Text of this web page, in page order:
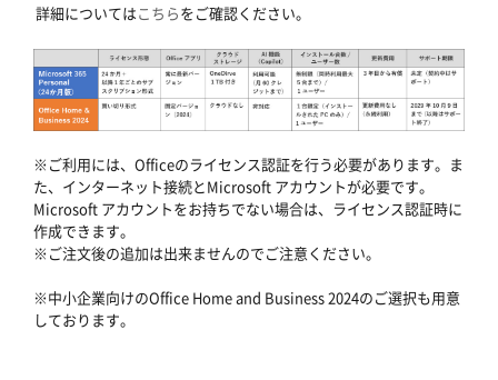
詳細についてはこちらをご確認ください。
※ご利用には、Officeのライセンス認証を行う必要があります。ま
た、インターネット接続とMicrosoft アカウントが必要です。
Microsoft アカウントをお持ちでない場合は、ライセンス認証時に
作成できます。
※ご注文後の追加は出来ませんのでご注意ください。
※中小企業向けのOffice Home and Business 2024のご選択も用意
しております。